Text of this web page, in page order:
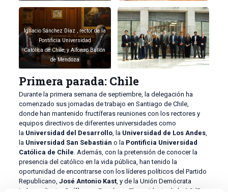
Ignacio Sánchez Díaz , rector de la
Pontificia Universidad
Católica de Chile, y Alfonso Bullón
de Mendoza
Primera parada: Chile
Durante la primera semana de septiembre, la delegación ha
comenzado sus jornadas de trabajo en Santiago de Chile,
donde han mantenido fructíferas reuniones con los rectores y
equipos directivos de diferentes universidades como
la Universidad del Desarrollo, la Universidad de Los Andes,
la Universidad San Sebastián o la Pontificia Universidad
Católica de Chile . Además, con la pretensión de conocer la
presencia del católico en la vida pública, han tenido la
oportunidad de encontrarse con los líderes políticos del Partido
Republicano, José Antonio Kast, y de la Unión Demócrata